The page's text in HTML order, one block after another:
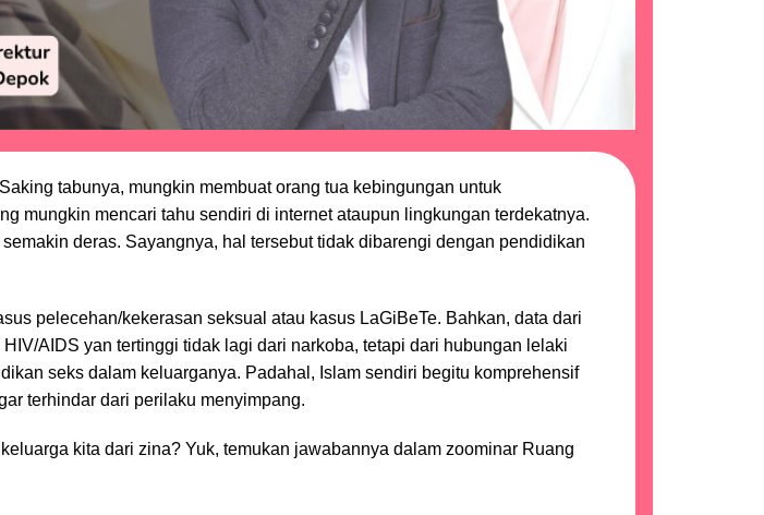
tabunya, mungkin membuat orang tua kebingungan untuk
mungkin mencari tahu sendiri di internet ataupun lingkungan terdekatnya.
deras. Sayangnya, hal tersebut tidak dibarengi dengan pendidikan
pelecehan/kekerasan seksual atau kasus LaGiBeTe. Bahkan, data dari
AIDS yan tertinggi tidak lagi dari narkoba, tetapi dari hubungan lelaki
seks dalam keluarganya. Padahal, Islam sendiri begitu komprehensif
terhindar dari perilaku menyimpang.
kita dari zina? Yuk, temukan jawabannya dalam zoominar Ruang